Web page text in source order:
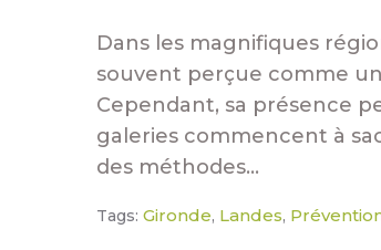
Dans les magnifiques
souvent perçue comme
Cependant, sa présence
galeries commencent à
des méthodes...
Tags: Gironde, Landes,